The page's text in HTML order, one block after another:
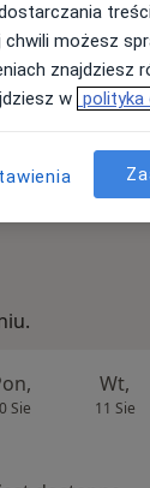
Sie
Wt,
11 Sie
możesz
znajdziesz
w polityka